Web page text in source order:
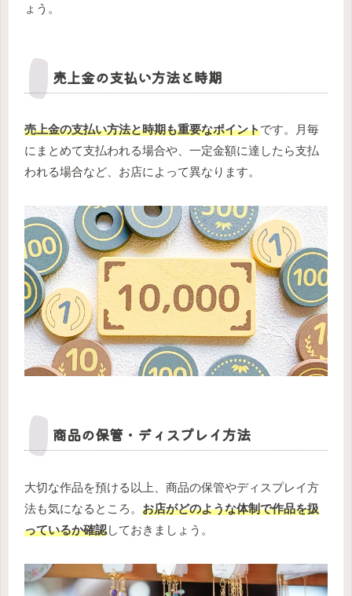
ょう。
売上金の支払い方法と時期
売上金の支払い方法と時期も重要なポイントです。月毎
にまとめて支払われる場合や、一定金額に達したら支払
われる場合など、お店によって異なります。
商品の保管・ディスプレイ方法
大切な作品を預ける以上、商品の保管やディスプレイ方
法も気になるところ。 お店がどのような体制で作品を扱
っているか確認しておきましょう。